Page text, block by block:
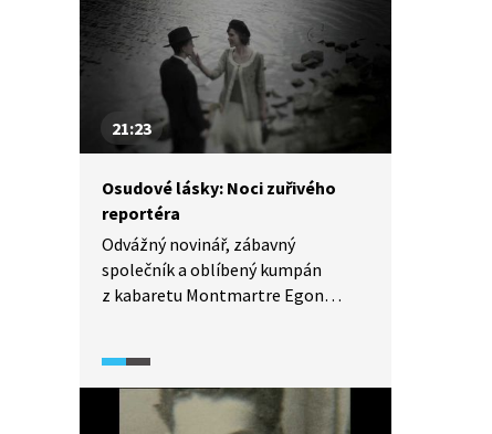
věnována i jeho dílu. Výklad
odborníků a vzpomínky současníků
jsou doplněny dobovými
fotografiemi.
21:23
Osudové lásky: Noci zuřivého
reportéra
Odvážný novinář, zábavný
společník a oblíbený kumpán
z kabaretu Montmartre Egon
staré Prahy. Užíval si přízně mnoha
obdivovatelek, ale jednu rodačku
z Prahy skutečně a hluboce